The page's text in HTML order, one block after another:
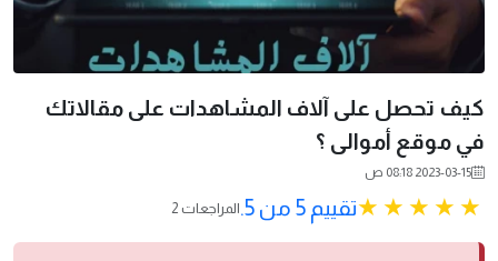
كيف تحصل على آلاف المشاهدات على مقالاتك
في موقع أموالى ؟
2023-03-15 08:18 ص
تقييم 5 من 5. 2 المراجعات